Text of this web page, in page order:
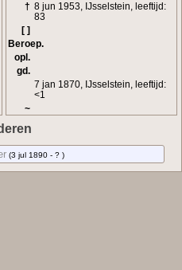
† 8 jun 1953, IJsselstein, leeftijd:
83
[ ]
Beroep.
opl.
gd.
7 jan 1870, IJsselstein, leeftijd:
<1
~
(3 jul 1890 - ? )